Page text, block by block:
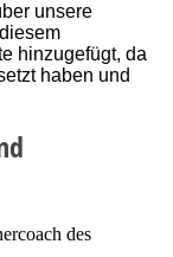
unsere
hinzugefügt, da
haben und
des